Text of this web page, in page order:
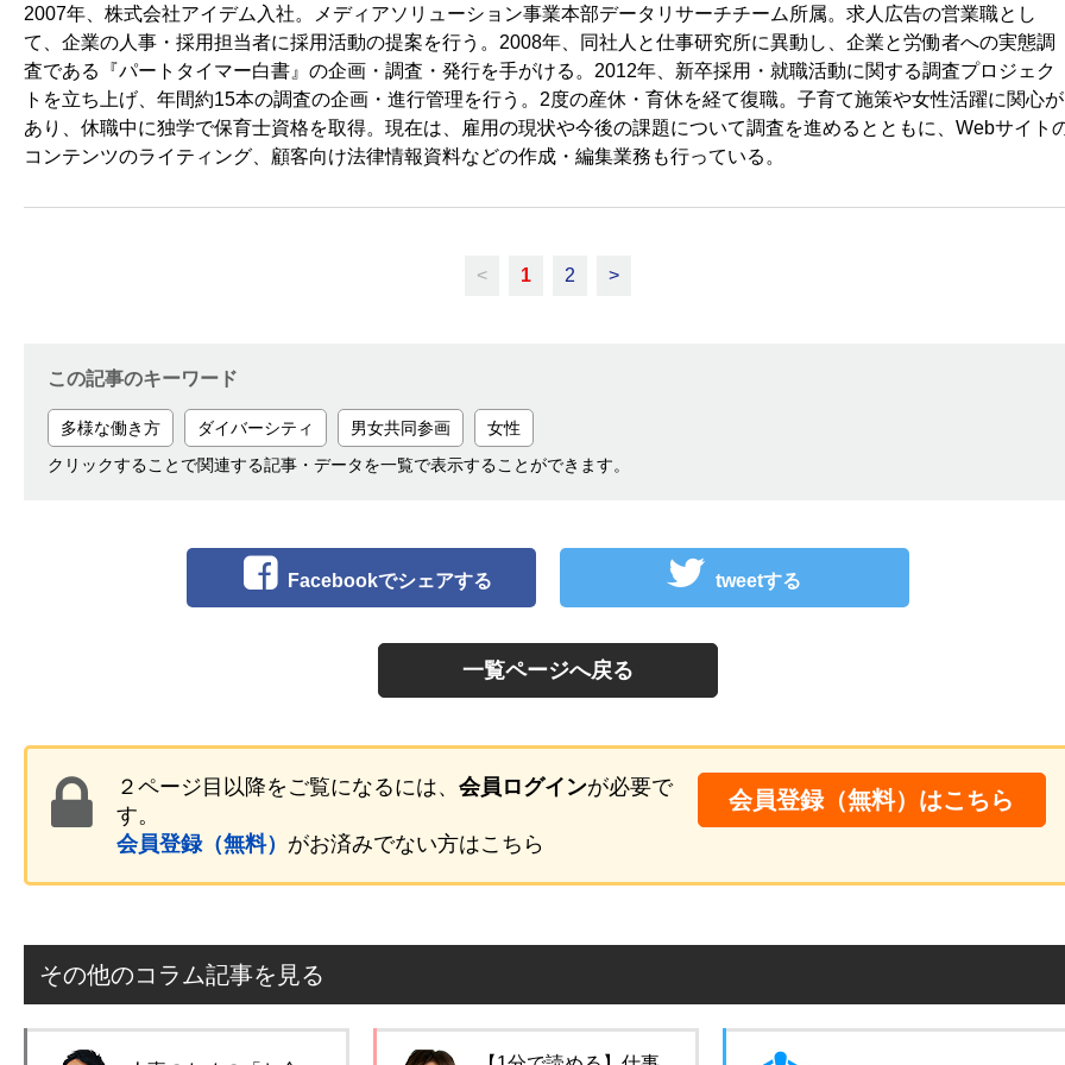
2007年、株式会社アイデム入社。メディアソリューション事業本部データリサーチチーム所属。求人広告の営業職とし
て、企業の人事・採用担当者に採用活動の提案を行う。2008年、同社人と仕事研究所に異動し、企業と労働者への実態調
査である『パートタイマー白書』の企画・調査・発行を手がける。2012年、新卒採用・就職活動に関する調査プロジェク
トを立ち上げ、年間約15本の調査の企画・進行管理を行う。2度の産休・育休を経て復職。子育て施策や女性活躍に関心が
あり、休職中に独学で保育士資格を取得。現在は、雇用の現状や今後の課題について調査を進めるとともに、Webサイト
コンテンツのライティング、顧客向け法律情報資料などの作成・編集業務も行っている。
< 1 2 >
この記事のキーワード
多様な働き方 ダイバーシティ 男女共同参画
女性
クリックすることで関連する記事・データを一覧で表示することができます。
Facebookでシェアする tweetする
一覧ページへ戻る
２ページ目以降をご覧になるには、 会員ログインが必要で
す。
会員登録（無料） がお済みでない方はこちら
会員登録（無料）はこちら
その他のコラム記事を見る